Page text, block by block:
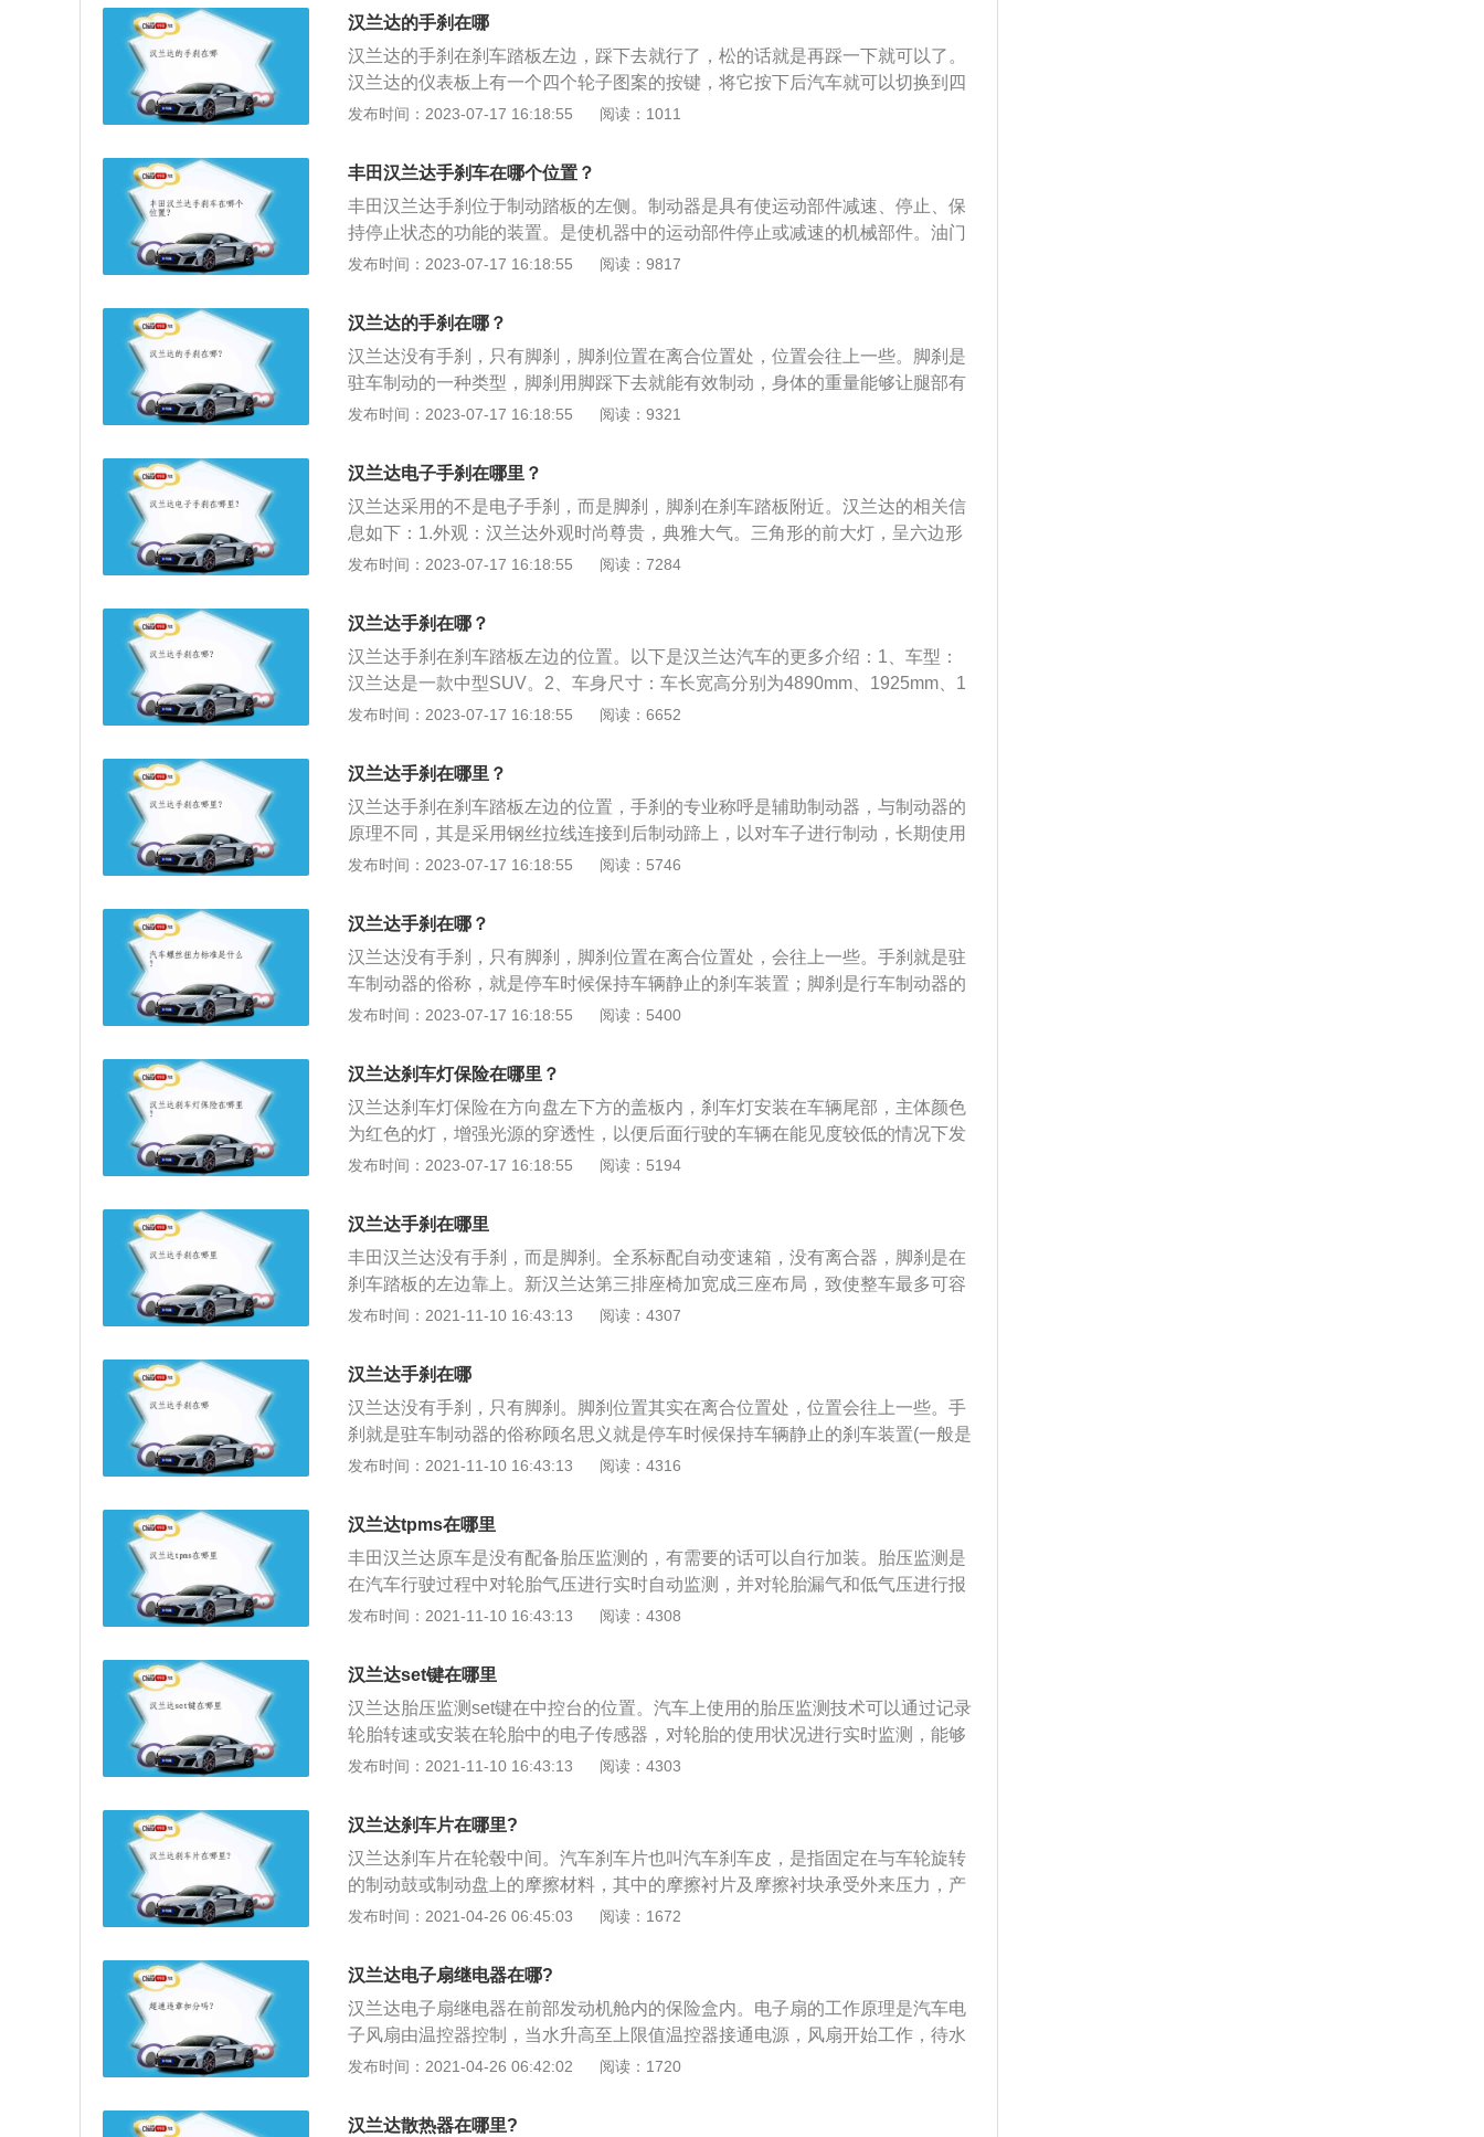
置。因为一般是车辆静止后才使用手刹，所以手刹是用钢索控制的，而行车时候
车子的惯性和动力都很大，这时候要减速停车就必须用力气更大的脚刹才能有效
制动，脚刹是利用液压原理的。脚刹的优势：1、脚刹相比传统的手刹来说较省
力因为手刹的力度较大，有些女士操作难免觉得吃力，一旦因为用力过小而没有
达到刹车的有效工作点，就会产生溜车，在地势不平的地区就很危险了。2、脚
能够施加足够的力量。3、另外由于手刹需要在前排座椅中间布置手刹手柄，因
此需要占用较大的空间，如果储物空间布置不合理，手刹手柄操作的时候会干涉
到中央扶手和水杯，停车的时候也会干涉到驾驶员的胳膊。4、脚刹通常布置在
汉兰达的手刹在哪
汉兰达的手刹在刹车踏板左边，踩下去就行了，松的话就是再踩一下就可以了。
汉兰达的仪表板上有一个四个轮子图案的按键，将它按下后汽车就可以切换到四
驱模式了，但是只在车速小于40迈时有效果。分析如下：1、丰田汉兰达没有手
板的左边靠上。3、脚刹深踩一脚，就刹住了。仪表盘亮感叹号，和普通的手刹
一样。然后，再踩一脚，就弹回来了，感叹号消失，就是手刹解除，可以开车
了。新汉兰达在2015年引入国内，并直接以国产方式在华上市。该车提供8座内
部布局，动力也有所调整，同时还推出一款混合动力车型。全新汉兰达在纽约国
际车展上正式亮相，该车外观内饰及车身尺寸都发生了明显的变化。前脸采用了
起，起到了拉宽前脸、降低视觉重心的效果。内饰造型同样与现款汉兰达区别很
大，中控台上的装饰木纹采用了颜色更为尊贵的暗红色调，方向盘也更换成目前
比较主流的三幅样式。内部的中控质感以及真皮包裹的手工艺等都比现款更显档
今7座SUV盛行的年代，未来这款8座SUV的到来显然更符合时下需求。动力方
一款混合动力车型，将由3.5LV6发动机和104千瓦最大功率的电动机组合而来。
传动方面，普通车型将匹配6速自动变速箱，而混动车型则为一台CVT无级变速
器。
发布时间：2023-07-17 16:18:55 阅读：1011
丰田汉兰达手刹车在哪个位置？
丰田汉兰达手刹位于制动踏板的左侧。制动器是具有使运动部件减速、停止、保
持停止状态的功能的装置。是使机器中的运动部件停止或减速的机械部件。油门
控制制动工作原理是在汽车需要减速时，保持3挡状态，完全放松油门，此时发
的专业名称为辅助制动器。与制动器的原理不同，它使用连接到后制动蹄的钢丝
拉线来制动车辆。手刹长期使用会引起钢丝的塑性变形。
发布时间：2023-07-17 16:18:55 阅读：9817
汉兰达的手刹在哪？
汉兰达没有手刹，只有脚刹，脚刹位置在离合位置处，位置会往上一些。脚刹是
驻车制动的一种类型，脚刹用脚踩下去就能有效制动，身体的重量能够让腿部有
更大的力量，脚一踩就能够施加足够的力量。汉兰达配备了主动式头颈保护头
子板，在撞击到行人时发动机罩会发生凹陷以吸收撞击能量，以降低行人在遭受
撞击时的伤害。汉兰达是丰田车系里第一款同时配备这两大安全装备的车型。
发布时间：2023-07-17 16:18:55 阅读：9321
汉兰达电子手刹在哪里？
汉兰达采用的不是电子手刹，而是脚刹，脚刹在刹车踏板附近。汉兰达的相关信
息如下：1.外观：汉兰达外观时尚尊贵，典雅大气。三角形的前大灯，呈六边形
棱角设计的前栅格，一体化的丰田牛头标、粗厚的镀铬装饰，镀铬件镶嵌的雾
健硕浑厚的腰线，突起的翼子板，黑色的裙边以及镀铬的门槛，让车身显得敦厚
修长而富有动感。LED高位刹车灯，高位扰流板，红白色相间的三阶梯式后组合
大灯，大范围的镀络饰件，提升了整车的时尚、尊贵感。2.内饰：汉兰达内饰整
体设计素雅大方，中控按键较多，但布局合理，操作方便；做工精细，接缝比较
均匀；内饰色调搭配高贵典雅；配置丰富；整体来说内饰的实用性较强。3.动
变速箱两种动力总成。这两款发动机均搭载了丰田独有的双VVT-i技术、ACIS可
变进气系统、滚轮摇臂结构等先进技术。其中3.5L车型采用V6发动机，配合五速
手自一体变速器，最大输出功率可达201kW，在4700rpm时可以输出337Nm的峰
发布时间：2023-07-17 16:18:55 阅读：7284
汉兰达手刹在哪？
汉兰达手刹在刹车踏板左边的位置。以下是汉兰达汽车的更多介绍：1、车型：
汉兰达是一款中型SUV。2、车身尺寸：车长宽高分别为4890mm、1925mm、1
720mm，轴距为2790mm，车身类型为5门5座SUV，变速箱为6挡手自一体。扩
线连接到后制动蹄上，以对车子进行制动，长期使用手刹会使钢丝产生塑性变
形，由于这种变形不可恢复，所以长期使用会降低效用，手刹的行程也会增加。
发布时间：2023-07-17 16:18:55 阅读：6652
汉兰达手刹在哪里？
汉兰达手刹在刹车踏板左边的位置，手刹的专业称呼是辅助制动器，与制动器的
原理不同，其是采用钢丝拉线连接到后制动蹄上，以对车子进行制动，长期使用
手刹会使钢丝产生塑性变形，由于这种变形是不可恢复的，所以长期使用会降低
m、1925mm、1720mm，轴距为2790mm，车身类型为5门5座SUV，变速箱为6
挡手自一体。
发布时间：2023-07-17 16:18:55 阅读：5746
汉兰达手刹在哪？
汉兰达没有手刹，只有脚刹，脚刹位置在离合位置处，会往上一些。手刹就是驻
车制动器的俗称，就是停车时候保持车辆静止的刹车装置；脚刹是行车制动器的
俗称，也就是在车辆运动的过程中需要使车辆减速直到静止的刹车装置。汉兰达
m，轴距为2790mm。外观方面，汉兰达三角形的前大灯、呈六边形棱角设计的
前栅格、一体化的丰田牛头标、粗厚的镀铬装饰、镀铬件镶嵌的雾灯、微微前倾
的车头造型，使得整个前脸富有时尚，立体感。
发布时间：2023-07-17 16:18:55 阅读：5400
汉兰达刹车灯保险在哪里？
汉兰达刹车灯保险在方向盘左下方的盖板内，刹车灯安装在车辆尾部，主体颜色
为红色的灯，增强光源的穿透性，以便后面行驶的车辆在能见度较低的情况下发
现前方车辆，起到防止追尾事故发生的目的。汉兰达是广汽丰田旗下一款中型su
925mm、高1715mm，轴距为2790mm，油箱容积为72l。
发布时间：2023-07-17 16:18:55 阅读：5194
汉兰达手刹在哪里
丰田汉兰达没有手刹，而是脚刹。全系标配自动变速箱，没有离合器，脚刹是在
刹车踏板的左边靠上。新汉兰达第三排座椅加宽成三座布局，致使整车最多可容
纳8人乘坐。在当今7座SUV盛行的年代，未来这款8座SUV的到来显然更符合时
更为尊贵的暗红色调，方向盘也更换成目前比较主流的三幅样式。内部的中控质
感以及真皮包裹的手工艺等都比现款更显档次。动力方面，新车将搭载2.5L和3.5
L发动机，现款的2.7L发动机将被弃用。此外还将推出一款混合动力车型，将由3.
5LV6发动机和104千瓦最大功率的电动机组合而来。传动方面，普通车型将匹配
6速自动变速箱，而混动车型则为一台CVT无级变速器。
发布时间：2021-11-10 16:43:13 阅读：4307
汉兰达手刹在哪
汉兰达没有手刹，只有脚刹。脚刹位置其实在离合位置处，位置会往上一些。手
刹就是驻车制动器的俗称顾名思义就是停车时候保持车辆静止的刹车装置(一般是
在需要长时间停车的时候使用，当然新手也需要手刹来做半坡起步)，而脚刹是行
置。因为一般是车辆静止后才使用手刹，所以手刹是用钢索控制的，而行车时候
车子的惯性和动力都很大，这时候要减速停车就必须用力气更大的脚刹才能有效
制动，脚刹是利用液压原理的。脚刹的优势：1、脚刹相比传统的手刹来说较省
力因为手刹的力度较大，有些女士操作难免觉得吃力，一旦因为用力过小而没有
达到刹车的有效工作点，就会产生溜车，在地势不平的地区就很危险了2、脚刹
够施加足够的力量。3、另外由于手刹需要在前排座椅中间布置手刹手柄，因此
需要占用较大的空间，如果储物空间布置不合理，手刹手柄操作的时候会干涉到
中央扶手和水杯，停车的时候也会干涉到驾驶员的胳膊。4、脚刹通常布置在左
发布时间：2021-11-10 16:43:13 阅读：4316
汉兰达tpms在哪里
丰田汉兰达原车是没有配备胎压监测的，有需要的话可以自行加装。胎压监测是
在汽车行驶过程中对轮胎气压进行实时自动监测，并对轮胎漏气和低气压进行报
警，以确保行车安全。有数据表明，由爆胎引起的车祸在恶性交通事故中所占的
听闻，即使你不选择带有胎压监测的车型，也要提高对车辆轮胎的重视，避免人
接式胎压监测（Wheel-SpeedBasedTPMS，简称WSB），另一种是直接式胎压
监测（Pressure-SensorBasedTPMS，简称PSB）。另外还有一种复合式TPM
S。按照传感器安装位置，我们又可以分为内置式胎压监测和外置式胎压监测。
比较稳定，监测出来的数据也比较准确。
发布时间：2021-11-10 16:43:13 阅读：4308
汉兰达set键在哪里
汉兰达胎压监测set键在中控台的位置。汽车上使用的胎压监测技术可以通过记录
轮胎转速或安装在轮胎中的电子传感器，对轮胎的使用状况进行实时监测，能够
为汽车提供安全保障。汽车上使用的胎压监测装置有两种类型，一种是间接式胎
压监测，传感器一般采用的是内置传感器。胎压监测的工作原理是，利用安装在
每个轮胎上的压力传感器实时监测胎压状况，然后用无线发射器将胎压的数据传
输到行车电脑上，在汽车的仪表盘上会显示胎压的数据。在驾驶汽车的过程中，
当汽车的轮胎胎压出现变化之后，胎压监测就会通过仪表盘显示来提醒驾驶员。
中控台包含了前后挡风除雾功能，后风窗加热，主副驾驶温度调节（可选用AUT
控下方还有多个外设接口（包括USB充电，点烟器），可同步手机内歌曲播放。
发布时间：2021-11-10 16:43:13 阅读：4303
汉兰达刹车片在哪里?
汉兰达刹车片在轮毂中间。汽车刹车片也叫汽车刹车皮，是指固定在与车轮旋转
的制动鼓或制动盘上的摩擦材料，其中的摩擦衬片及摩擦衬块承受外来压力，产
生摩擦作用从而达到车辆减速的目的。刹车片的更换步骤如下：1、在更换刹车
液页面在最高限度上面则应该将制动液吸出来一些，以防止更换过程中制动液溢
轮辋刮花；3、用扳手结合套筒将制动钳的螺栓拆下来，然后取下刹车皮片（有
刹车感应线的要先将刹车感应线拆下来）。观察刹车片是否磨损过度或者有裂
痕，如果有则进行下一步的更换；4、由于制动钳会有很多沙子或者泥土，所以
活塞压到压不动的位置，然后将刹车片装在制动钳上面，将新的刹车片安装到位
发布时间：2021-04-26 06:45:03 阅读：1672
汉兰达电子扇继电器在哪?
汉兰达电子扇继电器在前部发动机舱内的保险盒内。电子扇的工作原理是汽车电
子风扇由温控器控制，当水升高至上限值温控器接通电源，风扇开始工作，待水
温降低至下限值温控器关闭电源，风扇停止工作。电子风扇的更换方法如下：
位于风扇架上面，共四个角，每个角有一个螺丝，使用专业的工具拧下这四个螺
发布时间：2021-04-26 06:42:02 阅读：1720
汉兰达散热器在哪里?